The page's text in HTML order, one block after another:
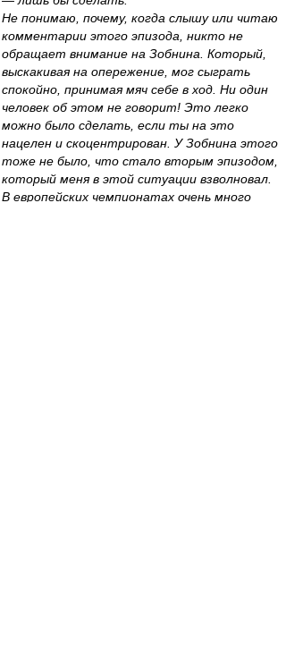
Не понимаю, почему, когда слышу или читаю
комментарии этого эпизода, никто не
обращает внимание на Зобнина. Который,
выскакивая на опережение, мог сыграть
спокойно, принимая мяч себе в ход. Ни один
человек об этом не говорит! Это легко
можно было сделать, если ты на это
нацелен и скоцентрирован. У Зобнина этого
тоже не было, что стало вторым эпизодом,
который меня в этой ситуации взволновал.
В европейских чемпионатах очень много